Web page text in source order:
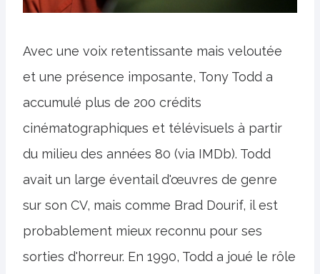
Avec une voix retentissante mais veloutée
et une présence imposante, Tony Todd a
accumulé plus de 200 crédits
cinématographiques et télévisuels à partir
du milieu des années 80 (via IMDb). Todd
avait un large éventail d'œuvres de genre
sur son CV, mais comme Brad Dourif, il est
probablement mieux reconnu pour ses
sorties d'horreur. En 1990, Todd a joué le rôle